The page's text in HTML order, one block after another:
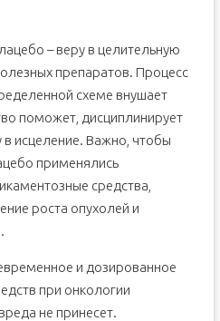
– веру в целительную
препаратов. Процесс
схеме внушает
поможет, дисциплинирует
в исцеление. Важно, чтобы
применялись
средства,
роста опухолей и
и дозированное
при онкологии
не принесет.